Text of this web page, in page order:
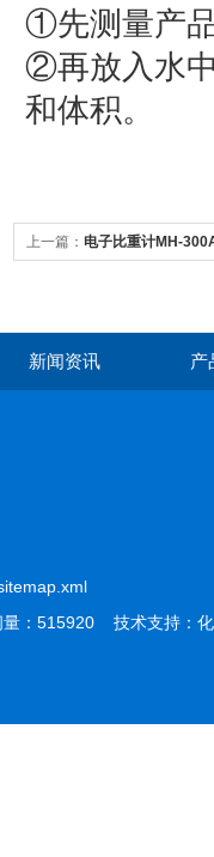
①先测量产
②再放入水
和体积。
上一篇： 电子比重计MH-
新闻资讯 产
：515920 技术支持： 化